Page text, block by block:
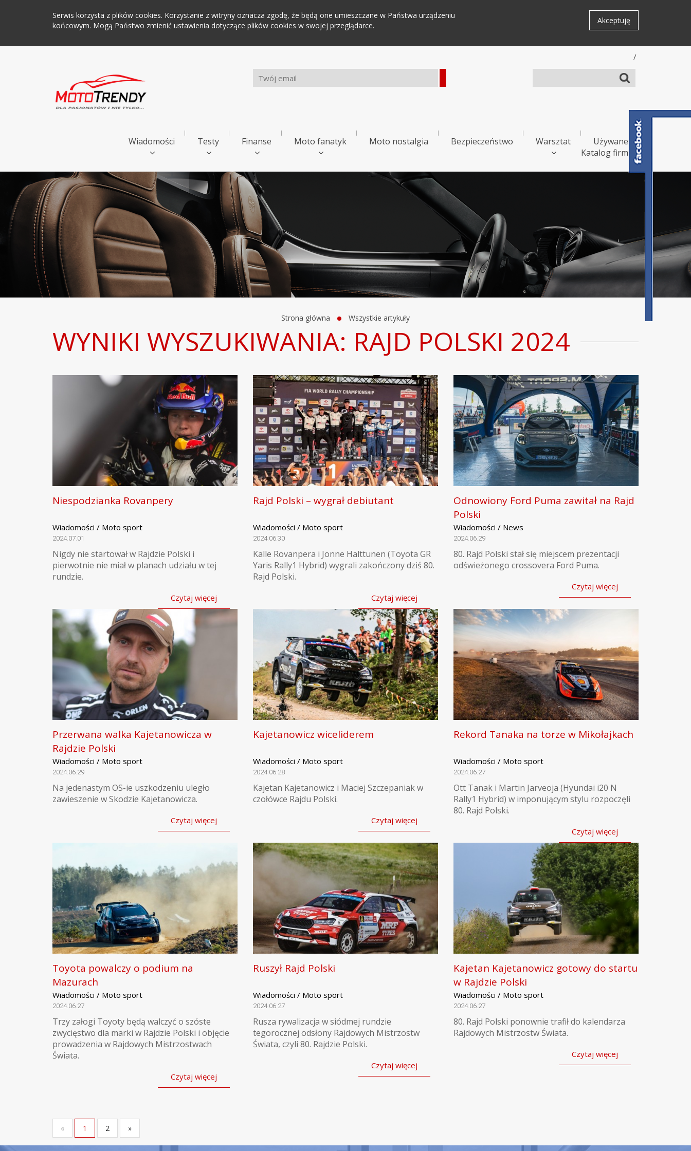
Serwis korzysta z plików cookies. Korzystanie z witryny oznacza zgodę, że będą one umieszczane w Państwa urządzeniu
końcowym. Mogą Państwo zmienić ustawienia dotyczące plików cookies w swojej przeglądarce.
Akceptuję
/
Wiadomości Testy Finanse Moto fanatyk Moto nostalgia Bezpieczeństwo Warsztat
Używane
Katalog firm
Strona główna Wszystkie artykuły
WYNIKI WYSZUKIWANIA: RAJD POLSKI 2024
Niespodzianka Rovanpery
Wiadomości / Moto sport
2024.07.01
Nigdy nie startował w Rajdzie Polski i
pierwotnie nie miał w planach udziału w tej
rundzie.
Czytaj więcej
Rajd Polski – wygrał debiutant
Wiadomości / Moto sport
2024.06.30
Kalle Rovanpera i Jonne Halttunen (Toyota GR
Yaris Rally1 Hybrid) wygrali zakończony dziś 80.
Rajd Polski.
Czytaj więcej
Odnowiony Ford Puma zawitał na Rajd
Polski
Wiadomości / News
2024.06.29
80. Rajd Polski stał się miejscem prezentacji
odświeżonego crossovera Ford Puma.
Czytaj więcej
Przerwana walka Kajetanowicza w
Rajdzie Polski
Wiadomości / Moto sport
2024.06.29
Na jedenastym OS-ie uszkodzeniu uległo
zawieszenie w Skodzie Kajetanowicza.
Czytaj więcej
Kajetanowicz wiceliderem
Wiadomości / Moto sport
2024.06.28
Kajetan Kajetanowicz i Maciej Szczepaniak w
czołówce Rajdu Polski.
Czytaj więcej
Rekord Tanaka na torze w Mikołajkach
Wiadomości / Moto sport
2024.06.27
Ott Tanak i Martin Jarveoja (Hyundai i20 N
Rally1 Hybrid) w imponującym stylu rozpoczęli
80. Rajd Polski.
Czytaj więcej
Toyota powalczy o podium na
Mazurach
Wiadomości / Moto sport
2024.06.27
Trzy załogi Toyoty będą walczyć o szóste
zwycięstwo dla marki w Rajdzie Polski i objęcie
prowadzenia w Rajdowych Mistrzostwach
Świata.
Czytaj więcej
Ruszył Rajd Polski
Wiadomości / Moto sport
2024.06.27
Rusza rywalizacja w siódmej rundzie
tegorocznej odsłony Rajdowych Mistrzostw
Świata, czyli 80. Rajdzie Polski.
Czytaj więcej
Kajetan Kajetanowicz gotowy do startu
w Rajdzie Polski
Wiadomości / Moto sport
2024.06.27
80. Rajd Polski ponownie trafił do kalendarza
Rajdowych Mistrzostw Świata.
Czytaj więcej
« 1 2 »